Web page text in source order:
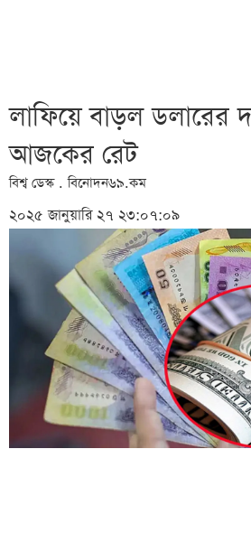
লাফিয়ে বাড়ল ডলারের
আজকের রেট
বিশ্ব ডেস্ক . বিনোদন৬৯.কম
২০২৫ জানুয়ারি ২৭ ২৩:০৭:০৯